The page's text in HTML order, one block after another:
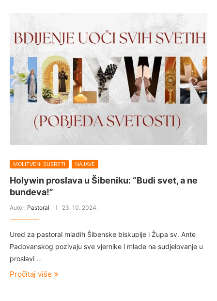
MOLITVENI SUSRETI NAJAVE
Holywin proslava u Šibeniku: “Budi svet, a ne
bundeva!”
Autor: Pastoral 23. 10. 2024.
Ured za pastoral mladih Šibenske biskupije i Župa sv. Ante
Padovanskog pozivaju sve vjernike i mlade na sudjelovanje u
proslavi …
Pročitaj više